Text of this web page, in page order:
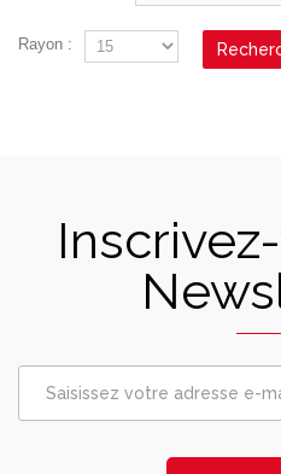
Rayon :